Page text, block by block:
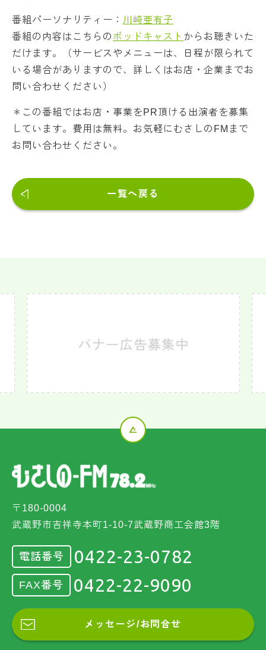
番組パーソナリティー： 川崎亜有子
番組の内容はこちらの ポッドキャスト からお聴きいた
だけます。（サービスやメニューは、日程が限られて
いる場合がありますので、詳しくはお店・企業までお
問い合わせください）
＊この番組ではお店・事業をPR頂ける出演者を募集
しています。費用は無料。お気軽にむさしのFMまで
お問い合わせください。
一覧へ戻る
〒180-0004
武蔵野市吉祥寺本町1-10-7武蔵野商工会館3階
電話番号 0422-23-0782
FAX番号 0422-22-9090
メッセージ/お問合せ